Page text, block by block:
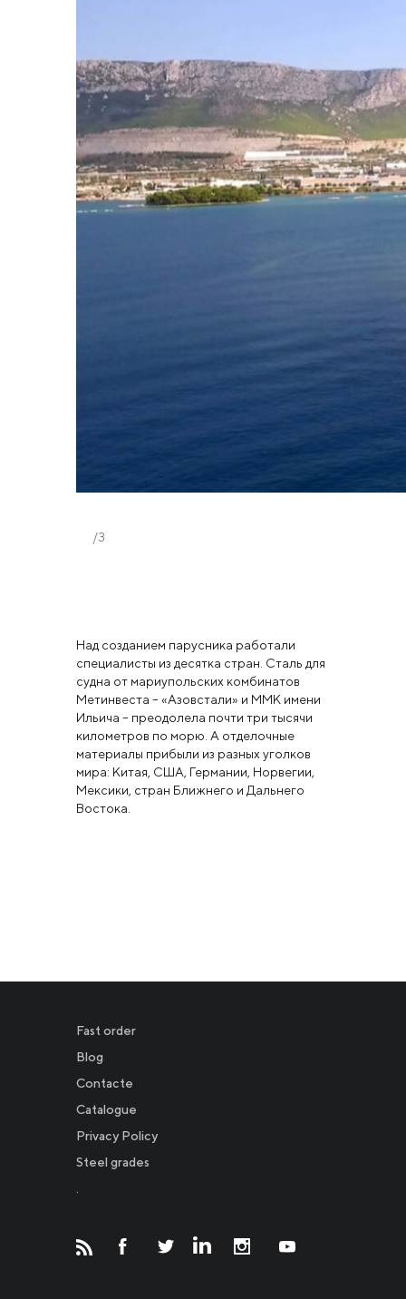
/3
Над созданием парусника работали
специалисты из десятка стран. Сталь для
судна от мариупольских комбинатов
Метинвеста – «Азовстали» и ММК имени
Ильича – преодолела почти три тысячи
километров по морю. А отделочные
материалы прибыли из разных уголков
мира: Китая, США, Германии, Норвегии,
Мексики, стран Ближнего и Дальнего
Востока.
Fast order
Blog
Contacte
Catalogue
Privacy Policy
Steel grades
.
Новости
Инвесторам